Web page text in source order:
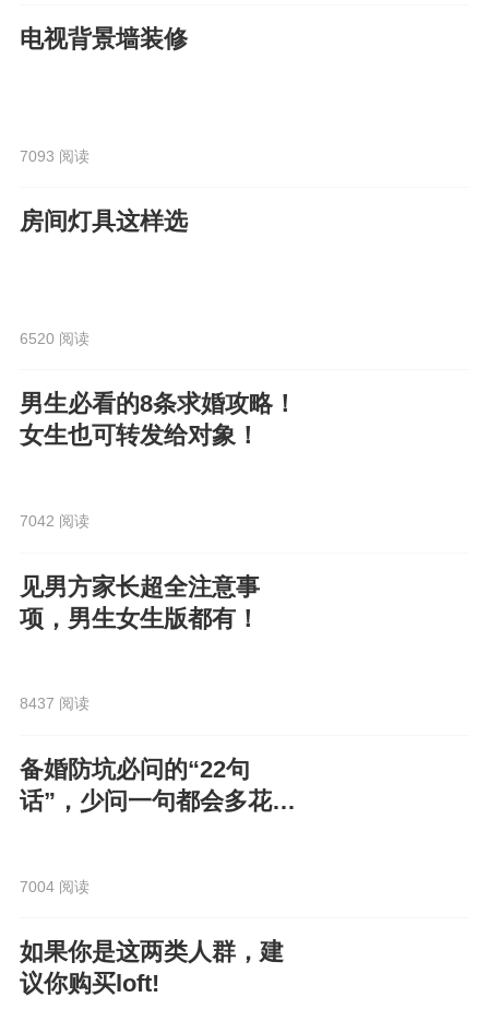
电视背景墙装修
7093 阅读
房间灯具这样选
6520 阅读
男生必看的8条求婚攻略！
女生也可转发给对象！
7042 阅读
见男方家长超全注意事
项，男生女生版都有！
8437 阅读
备婚防坑必问的“22句
话”，少问一句都会多花
7004 阅读
如果你是这两类人群，建
议你购买loft!